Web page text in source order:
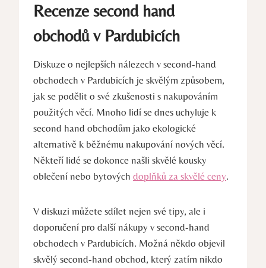
Recenze second hand
obchodů v Pardubicích
Diskuze o nejlepších nálezech v second-hand
obchodech v Pardubicích je skvělým způsobem,
jak se podělit o své zkušenosti s nakupováním
použitých věcí. Mnoho lidí se dnes uchyluje k
second hand obchodům jako ekologické
alternativě k běžnému nakupování nových věcí.
Někteří lidé se dokonce našli skvělé kousky
oblečení nebo bytových doplňků za skvělé ceny.
V diskuzi můžete sdílet nejen své tipy, ale i
doporučení pro další nákupy v second-hand
obchodech v Pardubicích. Možná někdo objevil
skvělý second-hand obchod, který zatím nikdo